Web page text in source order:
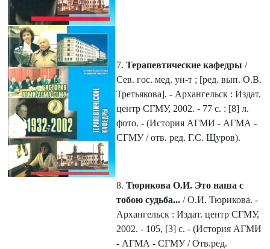
7. Терапевтические кафедры /
Сев. гос. мед. ун-т ; [ред. вып. О.В.
Третьякова]. - Архангельск : Издат.
центр СГМУ, 2002. - 77 с. : [8] л.
фото. - (История АГМИ - АГМА -
СГМУ / отв. ред. Г.С. Щуров).
8. Тюрикова О.И. Это наша с
тобою судьба... / О.И. Тюрикова. -
Архангельск : Издат. центр СГМУ,
2002. - 105, [3] с. - (История АГМИ
- АГМА - СГМУ / Отв.ред.